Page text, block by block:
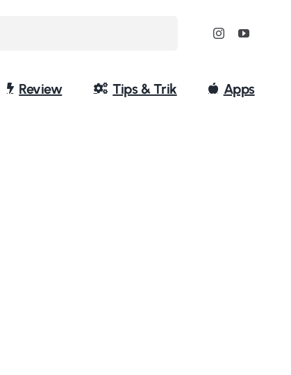
Review Tips & Trik Apps